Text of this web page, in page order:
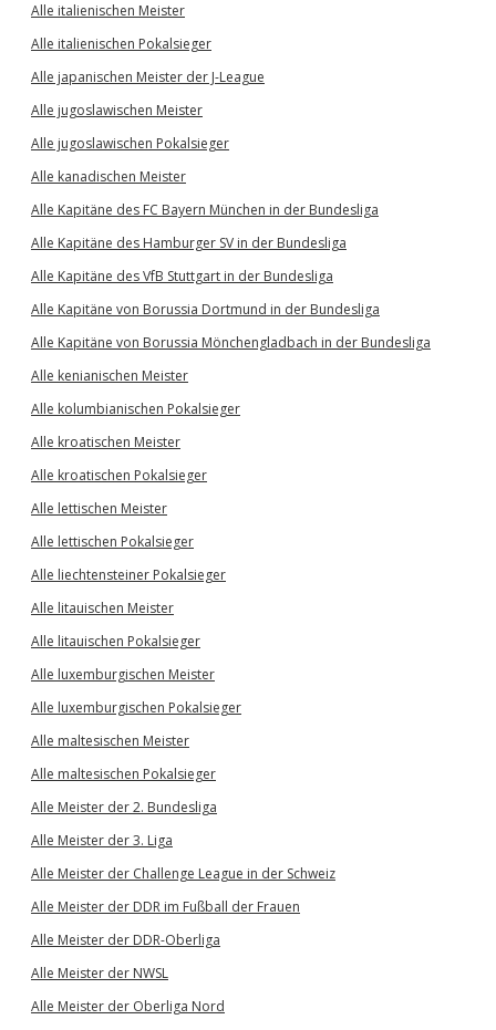
Alle italienischen Meister
Alle italienischen Pokalsieger
Alle japanischen Meister der J-League
Alle jugoslawischen Meister
Alle jugoslawischen Pokalsieger
Alle kanadischen Meister
Alle Kapitäne des FC Bayern München in der Bundesliga
Alle Kapitäne des Hamburger SV in der Bundesliga
Alle Kapitäne des VfB Stuttgart in der Bundesliga
Alle Kapitäne von Borussia Dortmund in der Bundesliga
Alle Kapitäne von Borussia Mönchengladbach in der Bundesliga
Alle kenianischen Meister
Alle kolumbianischen Pokalsieger
Alle kroatischen Meister
Alle kroatischen Pokalsieger
Alle lettischen Meister
Alle lettischen Pokalsieger
Alle liechtensteiner Pokalsieger
Alle litauischen Meister
Alle litauischen Pokalsieger
Alle luxemburgischen Meister
Alle luxemburgischen Pokalsieger
Alle maltesischen Meister
Alle maltesischen Pokalsieger
Alle Meister der 2. Bundesliga
Alle Meister der 3. Liga
Alle Meister der Challenge League in der Schweiz
Alle Meister der DDR im Fußball der Frauen
Alle Meister der DDR-Oberliga
Alle Meister der NWSL
Alle Meister der Oberliga Nord